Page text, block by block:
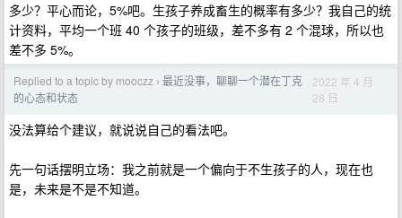
多少？平心而论，5%吧。生孩子养成畜生的概率有多少？我自己的统
计资料，平均一个班 40 个孩子的班级，差不多有 2 个混球，所以也
差不多 5%。
Replied to a topic by mooczz › 最近没事，聊聊一个潜在丁克
的心态和状态
2022 年 4 月
28 日
没法算给个建议，就说说自己的看法吧。
先一句话摆明立场：我之前就是一个偏向于不生孩子的人，现在也
是，未来是不是不知道。